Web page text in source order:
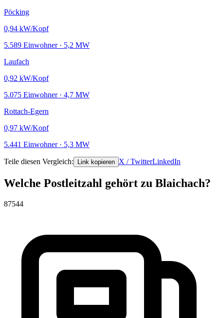
Pöcking
0,94 kW/Kopf
5.589 Einwohner · 5,2 MW
Laufach
0,92 kW/Kopf
5.075 Einwohner · 4,7 MW
Rottach-Egern
0,97 kW/Kopf
5.441 Einwohner · 5,3 MW
Teile diesen Vergleich: Link kopieren X / TwitterLinkedIn
Welche Postleitzahl gehört zu Blaichach?
87544